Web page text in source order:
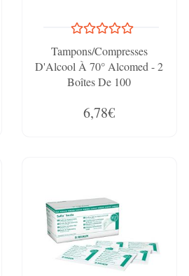
Tampons/Compresses
D'Alcool À 70° Alcomed - 2
Boîtes De 100
6,78€